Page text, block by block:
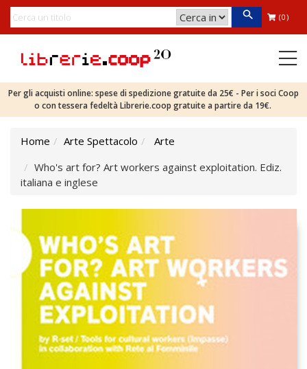
(0)
Per gli acquisti online: spese di spedizione gratuite da 25€ - Per i soci Coop
o con tessera fedeltà Librerie.coop gratuite a partire da 19€.
Home Arte Spettacolo
Arte
Who's art for? Art workers against exploitation. Ediz.
italiana e inglese